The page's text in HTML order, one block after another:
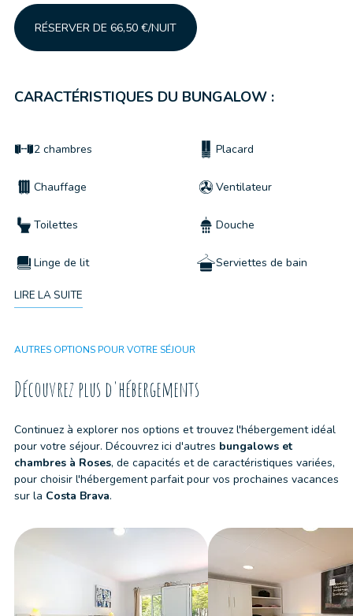
RÉSERVER DE 66,50 €/NUIT
CARACTÉRISTIQUES DU BUNGALOW :
2 chambres Placard
Chauffage Ventilateur
Toilettes Douche
Linge de lit Serviettes de bain
Kit de nettoyage
LIRE LA SUITE
AUTRES OPTIONS POUR VOTRE SÉJOUR
Découvrez plus d'hébergements
Continuez à explorer nos options et trouvez l'hébergement idéal
pour votre séjour. Découvrez ici d'autres bungalows et
chambres à Roses, de capacités et de caractéristiques variées,
pour choisir l'hébergement parfait pour vos prochaines vacances
sur la Costa Brava.